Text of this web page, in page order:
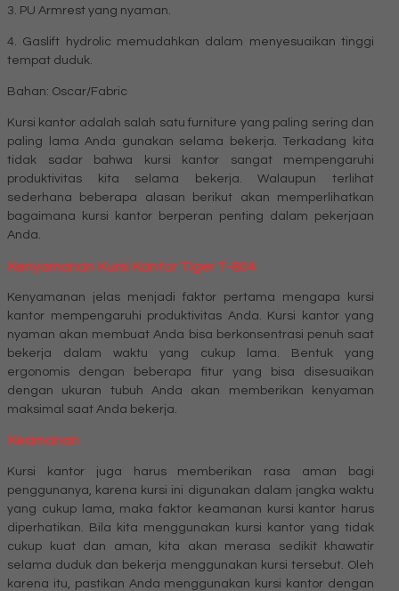
3. PU Armrest yang nyaman.
4. Gaslift hydrolic memudahkan dalam menyesuaikan tinggi
tempat duduk.
Bahan: Oscar/Fabric
Kursi kantor adalah salah satu furniture yang paling sering dan
paling lama Anda gunakan selama bekerja. Terkadang kita
tidak sadar bahwa kursi kantor sangat mempengaruhi
produktivitas kita selama bekerja. Walaupun terlihat
sederhana beberapa alasan berikut akan memperlihatkan
bagaimana kursi kantor berperan penting dalam pekerjaan
Anda.
Kenyamanan Kursi Kantor Tiger T-804
Kenyamanan jelas menjadi faktor pertama mengapa kursi
kantor mempengaruhi produktivitas Anda. Kursi kantor yang
nyaman akan membuat Anda bisa berkonsentrasi penuh saat
bekerja dalam waktu yang cukup lama. Bentuk yang
ergonomis dengan beberapa fitur yang bisa disesuaikan
dengan ukuran tubuh Anda akan memberikan kenyaman
maksimal saat Anda bekerja.
Keamanan
Kursi kantor juga harus memberikan rasa aman bagi
penggunanya, karena kursi ini digunakan dalam jangka waktu
yang cukup lama, maka faktor keamanan kursi kantor harus
diperhatikan. Bila kita menggunakan kursi kantor yang tidak
cukup kuat dan aman, kita akan merasa sedikit khawatir
selama duduk dan bekerja menggunakan kursi tersebut. Oleh
karena itu, pastikan Anda menggunakan kursi kantor dengan